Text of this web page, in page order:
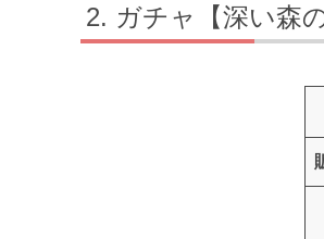
ガチャ【深い森